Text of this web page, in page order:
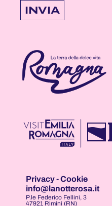
INVIA
Privacy-Cookie
info@lanotterosa.it
P.le Federico Fellini, 3
47921 Rimini (RN)